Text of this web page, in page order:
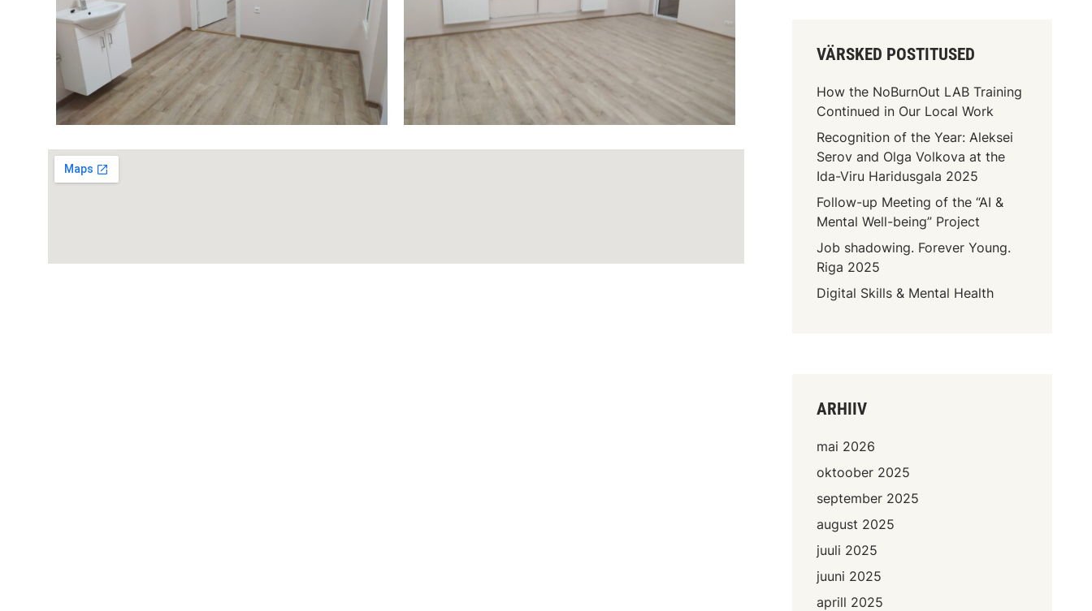
VÄRSKED POSTITUSED
How the NoBurnOut LAB Training
Continued in Our Local Work
Recognition of the Year: Aleksei
Serov and Olga Volkova at the
Ida-Viru Haridusgala 2025
Follow-up Meeting of the “AI &
Mental Well-being” Project
Job shadowing. Forever Young.
Riga 2025
Digital Skills & Mental Health
ARHIIV
mai 2026
oktoober 2025
september 2025
august 2025
juuli 2025
juuni 2025
aprill 2025